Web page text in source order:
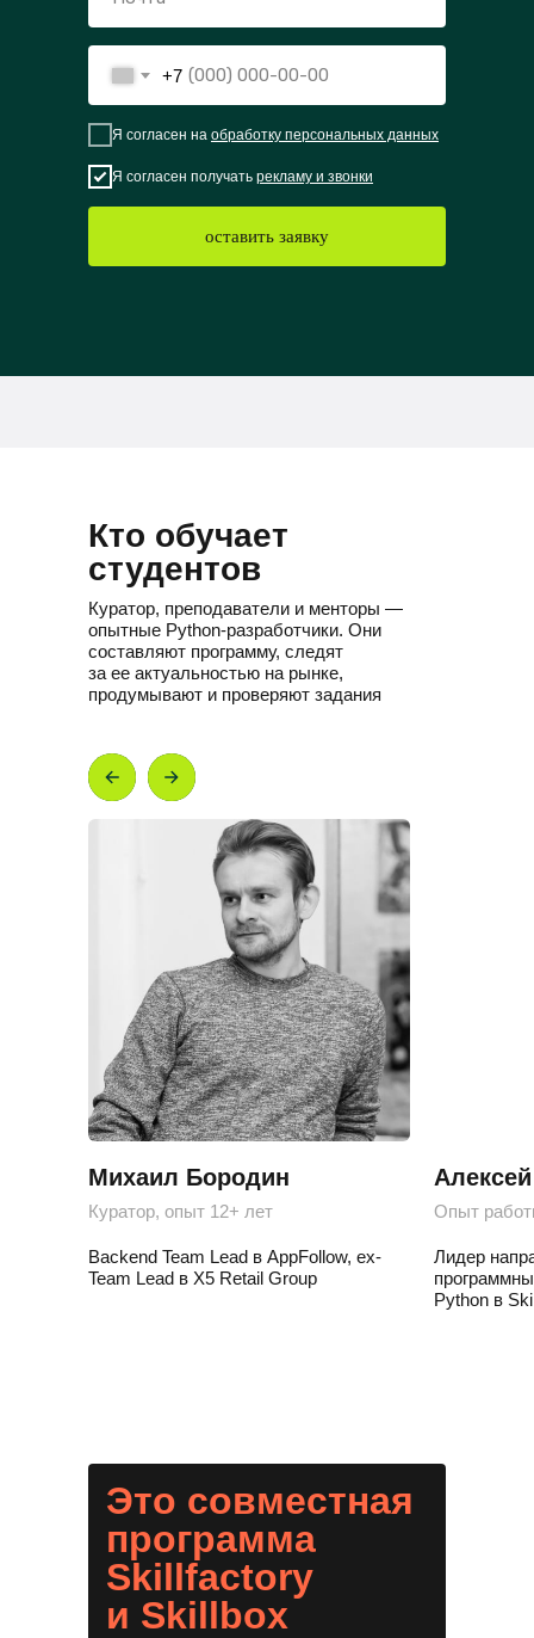
+7
Я согласен на обработку персональных данных
Я согласен получать рекламу и звонки
оставить заявку
Кто обучает
студентов
Куратор, преподаватели и менторы —
опытные Python-разработчики. Они
составляют программу, следят
за ее актуальностью на рынке,
продумывают и проверяют задания
Михаил Бородин
Куратор, опыт 12+ лет
Backend Team Lead в AppFollow, ex-
Team Lead в X5 Retail Group
Опыт
Лидер
Python в
Это совместная
программа
Skillfactory
и Skillbox